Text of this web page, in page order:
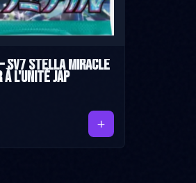
SV7 Stella Miracle
l'unité JAP